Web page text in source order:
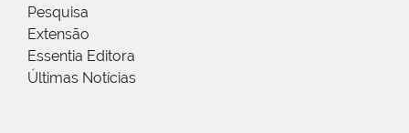
Pesquisa
Extensão
Essentia Editora
Últimas Notícias